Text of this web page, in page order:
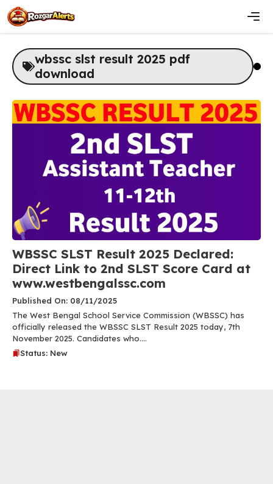
Skip
to
content
wbssc slst result 2025 pdf
download
WBSSC SLST Result 2025 Declared:
Direct Link to 2nd SLST Score Card at
www.westbengalssc.com
Published On: 08/11/2025
The West Bengal School Service Commission (WBSSC) has
officially released the WBSSC SLST Result 2025 today, 7th
November 2025. Candidates who....
Status: New